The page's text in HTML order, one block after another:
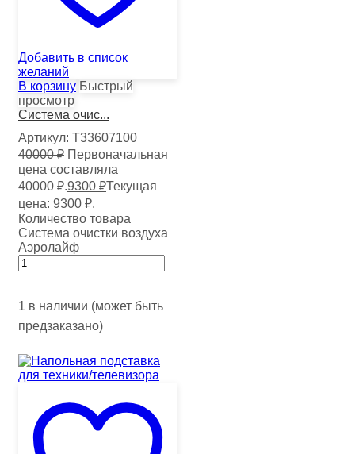
Добавить в список
желаний
В корзину Быстрый
просмотр
Система очис...
Артикул: Т33607100
40000₽ Первоначальная
цена составляла
40000 ₽.9300 ₽Текущая
цена: 9300 ₽.
Количество товара
Система очистки воздуха
Аэролайф
1 в наличии (может быть
предзаказано)